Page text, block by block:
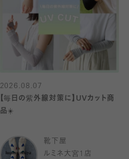
2026.08.07
【毎日の紫外線対策に】UVカット商
品☀️
靴下屋
ルミネ大宮1店